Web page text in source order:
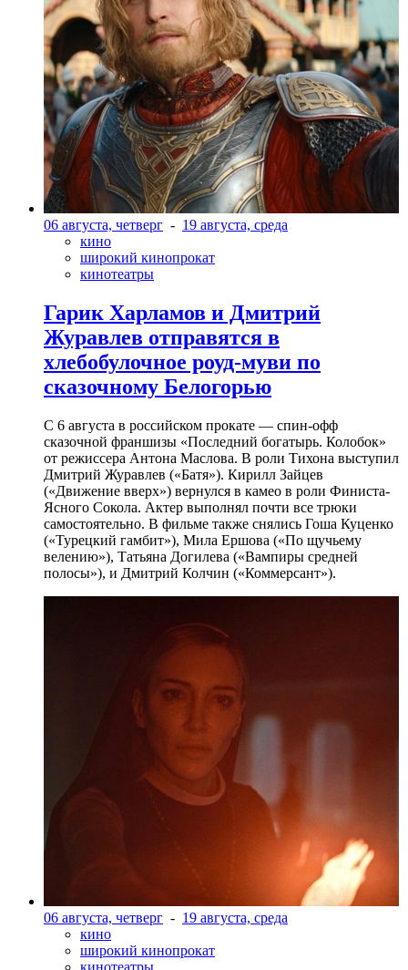
06 августа, четверг - 19 августа, среда
кино
широкий кинопрокат
кинотеатры
Гарик Харламов и Дмитрий
Журавлев отправятся в
хлебобулочное роуд-муви по
сказочному Белогорью
С 6 августа в российском прокате — спин-офф
сказочной франшизы «Последний богатырь. Колобок»
от режиссера Антона Маслова. В роли Тихона выступил
Дмитрий Журавлев («Батя»). Кирилл Зайцев
(«Движение вверх») вернулся в камео в роли Финиста-
Ясного Сокола. Актер выполнял почти все трюки
самостоятельно. В фильме также снялись Гоша Куценко
(«Турецкий гамбит»), Мила Ершова («По щучьему
велению»), Татьяна Догилева («Вампиры средней
полосы»), и Дмитрий Колчин («Коммерсант»).
06 августа, четверг - 19 августа, среда
кино
широкий кинопрокат
кинотеатры